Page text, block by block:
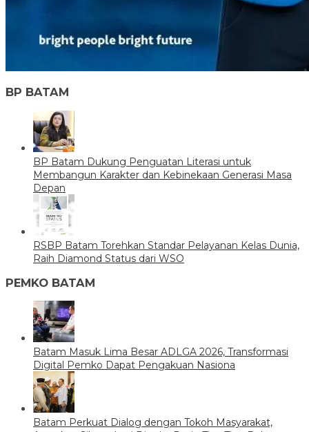
BP BATAM
BP Batam Dukung Penguatan Literasi untuk
Membangun Karakter dan Kebinekaan Generasi Masa
Depan
RSBP Batam Torehkan Standar Pelayanan Kelas Dunia,
Raih Diamond Status dari WSO
PEMKO BATAM
Batam Masuk Lima Besar ADLGA 2026, Transformasi
Digital Pemko Dapat Pengakuan Nasiona
Batam Perkuat Dialog dengan Tokoh Masyarakat,